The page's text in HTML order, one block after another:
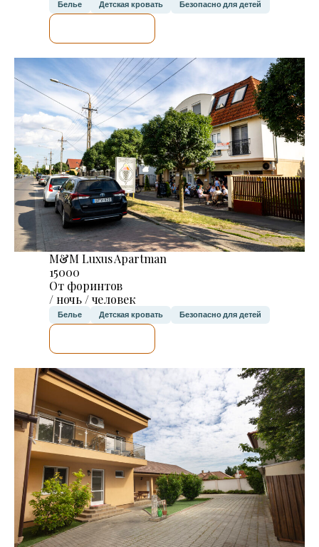
Белье Детская кровать Безопасно для детей
M&M Luxus Apartman
15000
От форинтов
/ ночь / человек
Белье Детская кровать Безопасно для детей